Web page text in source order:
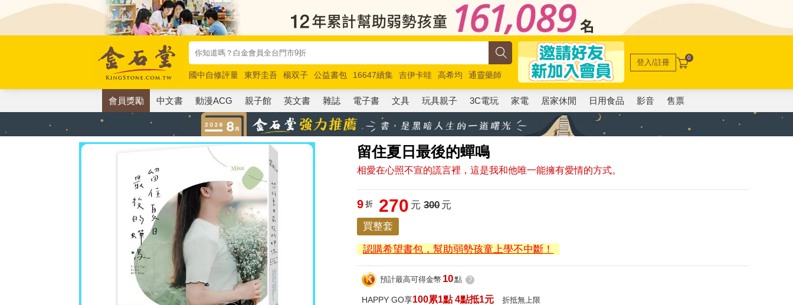
國中自修評量 東野圭吾 楊双子 公益書包 16647續集 吉伊卡哇 高希均
通靈藥師
唯紅花綻放
奧德賽 路邊攤新作 馬斯克 玩具總動員5 超慢跑
登入/註冊 0
會員獎勵 中文書 動漫ACG 親子館 英文書 雜誌 電子書 文具 玩具親子 3C電玩 家電 居家休閒 日用食品 影音 售票
留住夏日最後的蟬鳴
相愛在心照不宣的謊言裡，這是我和他唯一能擁有愛情的方式。
9 折 270 元 300元
買整套
認購希望書包，幫助弱勢孩童上學不中斷！
預計最高可得金幣 10點 ?
HAPPY GO享100累1點 4點抵1元 折抵無上限